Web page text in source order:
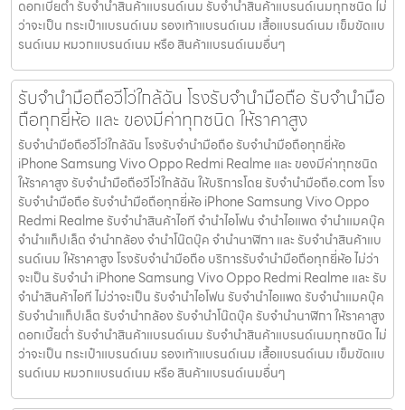
ดอกเบี้ยต่ำ รับจำนำสินค้าแบรนด์เนม รับจำนำสินค้าแบรนด์เนมทุกชนิด ไม่
ว่าจะเป็น กระเป๋าแบรนด์เนม รองเท้าแบรนด์เนม เสื้อแบรนด์เนม เข็มขัดแบ
รนด์เนม หมวกแบรนด์เนม หรือ สินค้าแบรนด์เนมอื่นๆ
รับจำนำมือถือวีโว่ใกล้ฉัน โรงรับจำนำมือถือ รับจำนำมือ
ถือทุกยี่ห้อ และ ของมีค่าทุกชนิด ให้ราคาสูง
รับจำนำมือถือวีโว่ใกล้ฉัน โรงรับจำนำมือถือ รับจำนำมือถือทุกยี่ห้อ
iPhone Samsung Vivo Oppo Redmi Realme และ ของมีค่าทุกชนิด
ให้ราคาสูง รับจำนำมือถือวีโว่ใกล้ฉัน ให้บริการโดย รับจํานํามือถือ.com โรง
รับจำนำมือถือ รับจำนำมือถือทุกยี่ห้อ iPhone Samsung Vivo Oppo
Redmi Realme รับจำนำสินค้าไอที จำนำไอโฟน จำนำไอแพด จำนำแมคบุ๊ค
จำนำแท็ปเล็ต จำนำกล้อง จำนำโน๊ตบุ๊ค จำนำนาฬิกา และ รับจำนำสินค้าแบ
รนด์เนม ให้ราคาสูง โรงรับจำนำมือถือ บริการรับจำนำมือถือทุกยี่ห้อ ไม่ว่า
จะเป็น รับจำนำ iPhone Samsung Vivo Oppo Redmi Realme และ รับ
จำนำสินค้าไอที ไม่ว่าจะเป็น รับจำนำไอโฟน รับจำนำไอแพด รับจำนำแมคบุ๊ค
รับจำนำแท็ปเล็ต รับจำนำกล้อง รับจำนำโน๊ตบุ๊ค รับจำนำนาฬิกา ให้ราคาสูง
ดอกเบี้ยต่ำ รับจำนำสินค้าแบรนด์เนม รับจำนำสินค้าแบรนด์เนมทุกชนิด ไม่
ว่าจะเป็น กระเป๋าแบรนด์เนม รองเท้าแบรนด์เนม เสื้อแบรนด์เนม เข็มขัดแบ
รนด์เนม หมวกแบรนด์เนม หรือ สินค้าแบรนด์เนมอื่นๆ